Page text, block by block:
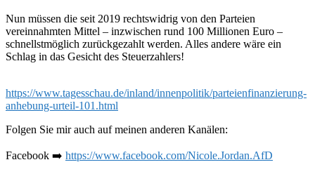
Nun müssen die seit 2019 rechtswidrig von den Parteien
vereinnahmten Mittel – inzwischen rund 100 Millionen Euro –
schnellstmöglich zurückgezahlt werden. Alles andere wäre ein
Schlag in das Gesicht des Steuerzahlers!
https://www.tagesschau.de/inland/innenpolitik/parteienfinanzierung-
anhebung-urteil-101.html
Folgen Sie mir auch auf meinen anderen Kanälen:
Facebook ➡️ https://www.facebook.com/Nicole.Jordan.AfD